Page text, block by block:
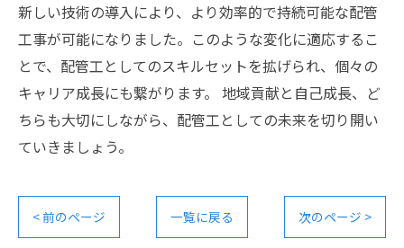
新しい技術の導入により、より効率的で持続可能な配管
工事が可能になりました。このような変化に適応するこ
とで、配管工としてのスキルセットを拡げられ、個々の
キャリア成長にも繋がります。 地域貢献と自己成長、ど
ちらも大切にしながら、配管工としての未来を切り開い
ていきましょう。
< 前のページ 一覧に戻る 次のページ >